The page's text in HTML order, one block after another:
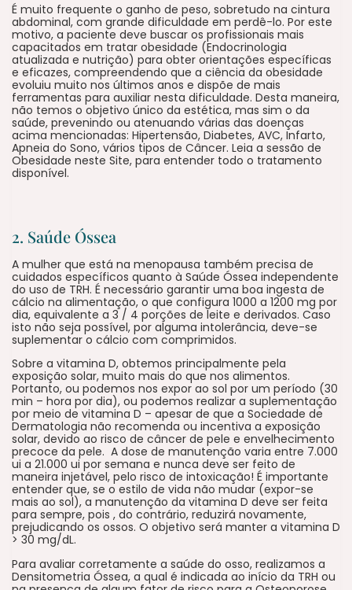
É muito frequente o ganho de peso, sobretudo na cintura
abdominal, com grande dificuldade em perdê-lo. Por este
motivo, a paciente deve buscar os profissionais mais
capacitados em tratar obesidade (Endocrinologia
atualizada e nutrição) para obter orientações específicas
e eficazes, compreendendo que a ciência da obesidade
evoluiu muito nos últimos anos e dispõe de mais
ferramentas para auxiliar nesta dificuldade. Desta maneira,
não temos o objetivo único da estética, mas sim o da
saúde, prevenindo ou atenuando várias das doenças
acima mencionadas: Hipertensão, Diabetes, AVC, Infarto,
Apneia do Sono, vários tipos de Câncer. Leia a sessão de
Obesidade neste Site, para entender todo o tratamento
disponível.
2. Saúde Óssea
A mulher que está na menopausa também precisa de
cuidados específicos quanto à Saúde Óssea independente
do uso de TRH. É necessário garantir uma boa ingesta de
cálcio na alimentação, o que configura 1000 a 1200 mg por
dia, equivalente a 3 / 4 porções de leite e derivados. Caso
isto não seja possível, por alguma intolerância, deve-se
suplementar o cálcio com comprimidos.
Sobre a vitamina D, obtemos principalmente pela
exposição solar, muito mais do que nos alimentos.
Portanto, ou podemos nos expor ao sol por um período (30
min – hora por dia), ou podemos realizar a suplementação
por meio de vitamina D – apesar de que a Sociedade de
Dermatologia não recomenda ou incentiva a exposição
solar, devido ao risco de câncer de pele e envelhecimento
precoce da pele. A dose de manutenção varia entre 7.000
ui a 21.000 ui por semana e nunca deve ser feito de
maneira injetável, pelo risco de intoxicação! É importante
entender que, se o estilo de vida não mudar (expor-se
mais ao sol), a manutenção da vitamina D deve ser feita
para sempre, pois , do contrário, reduzirá novamente,
prejudicando os ossos. O objetivo será manter a vitamina D
> 30 mg/dL.
Para avaliar corretamente a saúde do osso, realizamos a
Densitometria Óssea, a qual é indicada ao início da TRH ou